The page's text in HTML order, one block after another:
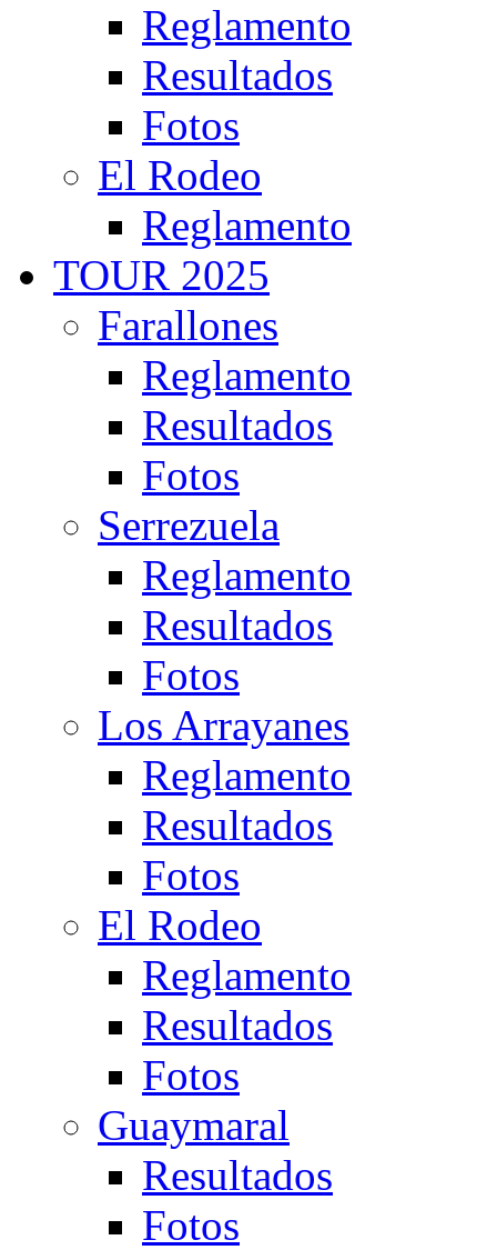
Reglamento
Resultados
Fotos
El Rodeo
Reglamento
TOUR 2025
Farallones
Reglamento
Resultados
Fotos
Serrezuela
Reglamento
Resultados
Fotos
Los Arrayanes
Reglamento
Resultados
Fotos
El Rodeo
Reglamento
Resultados
Fotos
Guaymaral
Resultados
Fotos